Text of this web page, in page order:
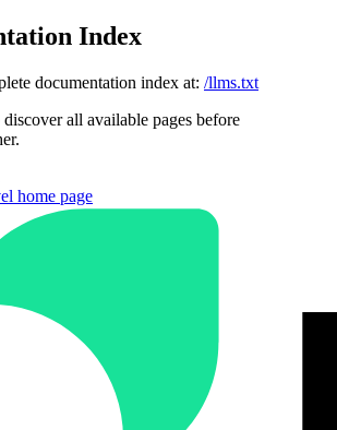
Index
documentation index at: /llms.txt
all available pages before
home page